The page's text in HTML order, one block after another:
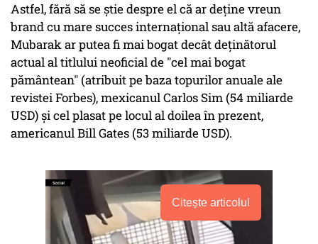
Astfel, fără să se ştie despre el că ar deţine vreun
brand cu mare succes internaţional sau altă afacere,
Mubarak ar putea fi mai bogat decât deţinătorul
actual al titlului neoficial de "cel mai bogat
pământean" (atribuit pe baza topurilor anuale ale
revistei Forbes), mexicanul Carlos Sim (54 miliarde
USD) şi cel plasat pe locul al doilea în prezent,
americanul Bill Gates (53 miliarde USD).
Citește articolul